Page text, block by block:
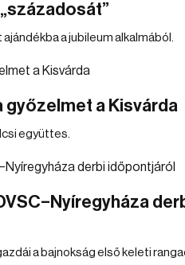
a jubileum alkalmából.
győzelmet a Kisvárda
együttes.
a bajnokság első keleti